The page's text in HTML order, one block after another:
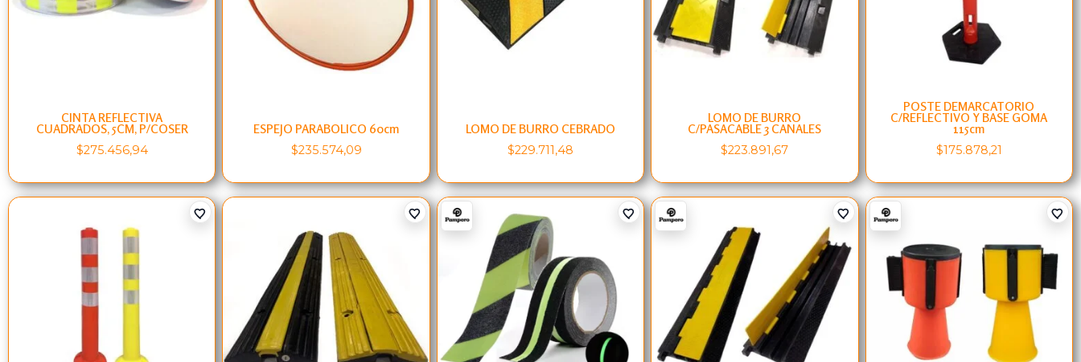
CINTA REFLECTIVA
CUADRADOS, 5CM, P/COSER
$275.456,94
ESPEJO PARABOLICO 60cm
$235.574,09
LOMO DE BURRO CEBRADO
$229.711,48
LOMO DE BURRO
C/PASACABLE 3 CANALES
$223.891,67
POSTE DEMARCATORIO
C/REFLECTIVO Y BASE GOMA
115cm
$175.878,21